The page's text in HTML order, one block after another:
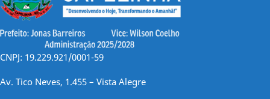
CNPJ: 19.229.921/0001-59
Av. Tico Neves, 1.455 – Vista Alegre